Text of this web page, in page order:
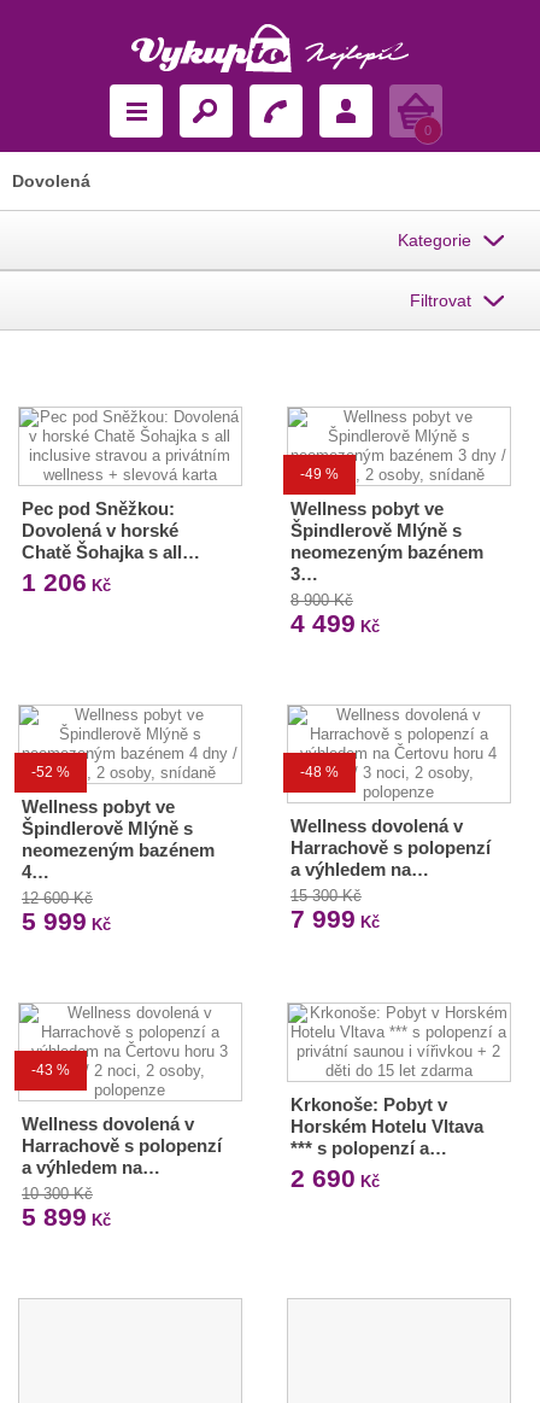
Košík
0
Dovolená
Kategorie
Filtrovat
Pec pod Sněžkou:
Dovolená v horské
Chatě Šohajka s all…
1 206 Kč
-49 %
Wellness pobyt ve
Špindlerově Mlýně s
neomezeným bazénem
3…
8 900 Kč
4 499 Kč
-52 %
Wellness pobyt ve
Špindlerově Mlýně s
neomezeným bazénem
4…
12 600 Kč
5 999 Kč
-48 %
Wellness dovolená v
Harrachově s polopenzí
a výhledem na…
15 300 Kč
7 999 Kč
-43 %
Wellness dovolená v
Harrachově s polopenzí
a výhledem na…
10 300 Kč
5 899 Kč
Krkonoše: Pobyt v
Horském Hotelu Vltava
*** s polopenzí a…
2 690 Kč